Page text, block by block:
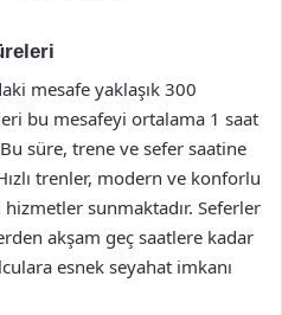
mesafe yaklaşık 300
bu mesafeyi ortalama 1 saat
süre, trene ve sefer saatine
trenler, modern ve konforlu
sunmaktadır. Seferler
akşam geç saatlere kadar
esnek seyahat imkanı